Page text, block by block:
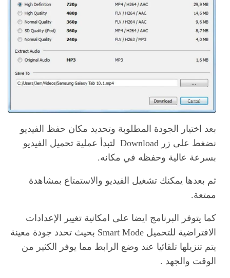
بعد اختيار الجودة المطلوبة وتحديد مكان حفظ الفيديو
نضغط على زر Download لتبدأ عملية تحميل الفيديو
بسرعة عالية وحفظه في مكانه.
ثم بعدها يمكنك تشغيل الفيديو والاستمتاع بمشاهدة
ممتعة.
كما يتوفر البرنامج ايضا على امكانية تغيير الإعدادات
الافتراضية للتحميل Smart Mode بحيث تحدد جودة معينة
يتم تنزيلها تلقائيا عند وضع الرابط مما يوفر الكثير من
الوقت والجهد .